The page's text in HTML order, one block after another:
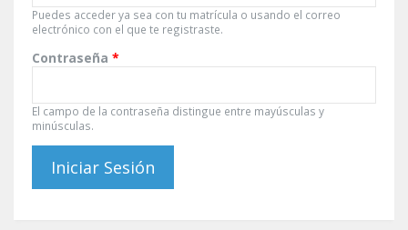
Puedes acceder ya sea con tu matrícula o usando el correo
electrónico con el que te registraste.
Contraseña *
El campo de la contraseña distingue entre mayúsculas y
minúsculas.